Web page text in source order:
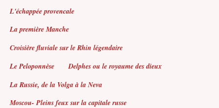
L'échappée provencale
La première Manche
Croisière fluviale sur le Rhin légendaire
Le Peloponnèse
Delphes ou le royaume des dieux
La Russie, de la Volga à la Neva
Moscou- Pleins feux sur la capitale russe